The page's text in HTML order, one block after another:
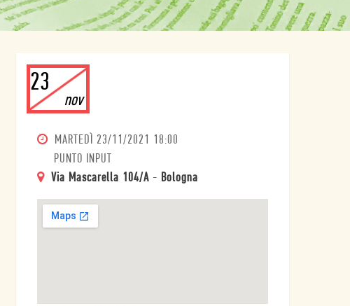
23
nov
MARTEDÌ 23/11/2021 18:00
PUNTO INPUT
Via Mascarella 104/A - Bologna